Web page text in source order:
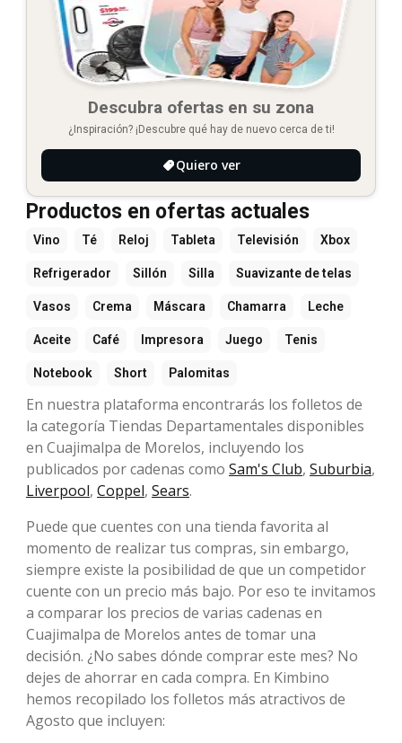
Descubra ofertas en su zona
¿Inspiración? ¡Descubre qué hay de nuevo cerca de ti!
Quiero ver
Productos en ofertas actuales
Vino Té Reloj Tableta Televisión Xbox
Refrigerador Sillón Silla Suavizante de telas
Vasos Crema Máscara Chamarra Leche
Aceite Café Impresora Juego Tenis
Notebook Short Palomitas
En nuestra plataforma encontrarás los folletos de
la categoría Tiendas Departamentales disponibles
en Cuajimalpa de Morelos, incluyendo los
publicados por cadenas como Sam's Club, Suburbia,
Liverpool, Coppel, Sears.
Puede que cuentes con una tienda favorita al
momento de realizar tus compras, sin embargo,
siempre existe la posibilidad de que un competidor
cuente con un precio más bajo. Por eso te invitamos
a comparar los precios de varias cadenas en
Cuajimalpa de Morelos antes de tomar una
decisión. ¿No sabes dónde comprar este mes? No
dejes de ahorrar en cada compra. En Kimbino
hemos recopilado los folletos más atractivos de
Agosto que incluyen: